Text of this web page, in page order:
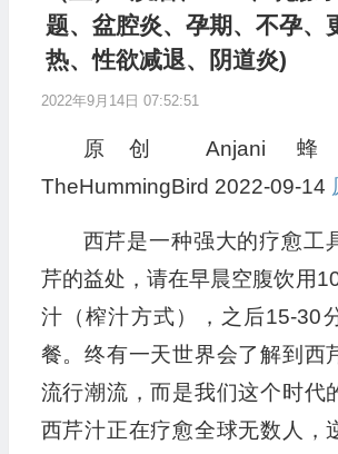
题、盆腔炎、孕期、不孕、
热、性欲减退、阴道炎)
2022年9月14日 07:52:51
原创 Anjani
TheHummingBird 2022-09-14
西芹是一种强大的疗愈工
芹的益处，请在早晨空腹饮用
汁（榨汁方式），之后15-30
餐。终有一天世界会了解到西
流行潮流，而是我们这个时代
西芹汁正在疗愈全球无数人，